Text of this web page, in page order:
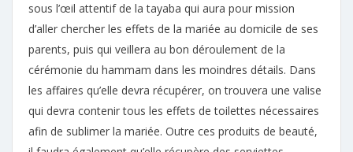
sous l’œil attentif de la tayaba qui aura pour mission
d’aller chercher les effets de la mariée au domicile de ses
parents, puis qui veillera au bon déroulement de la
cérémonie du hammam dans les moindres détails. Dans
les affaires qu’elle devra récupérer, on trouvera une valise
qui devra contenir tous les effets de toilettes nécessaires
afin de sublimer la mariée. Outre ces produits de beauté,